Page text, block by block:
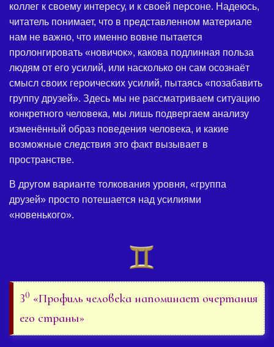
коллег к своему интересу, и к своей персоне. Надеюсь,
читатель понимает, что в представленном материале
нам не важно, что именно вовне пытается
пролонгировать «новичок», какова подлинная польза
людям от его усилий, или насколько он сам осознаёт
смысл своих героических усилий, пытаясь «позабавить
группу друзей». Здесь мы не рассматриваем ситуацию
конкретного человека, мы лишь подвергаем анализу
изменённый образ поведения человека, и какие
возможные следствия это факт вызывает в
пространстве.
В другом варианте толкования уровня, «группа
друзей» просто потешается над усилиями
«новенького».
30 «Профиль человека напоминает очертания
его страны»